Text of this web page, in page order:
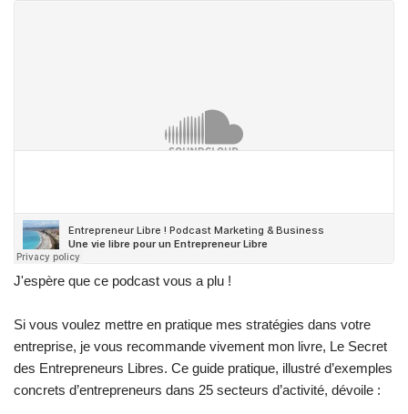
J'espère que ce podcast vous a plu !
Si vous voulez mettre en pratique mes stratégies dans votre
entreprise, je vous recommande vivement mon livre, Le Secret
des Entrepreneurs Libres. Ce guide pratique, illustré d’exemples
concrets d’entrepreneurs dans 25 secteurs d’activité, dévoile :